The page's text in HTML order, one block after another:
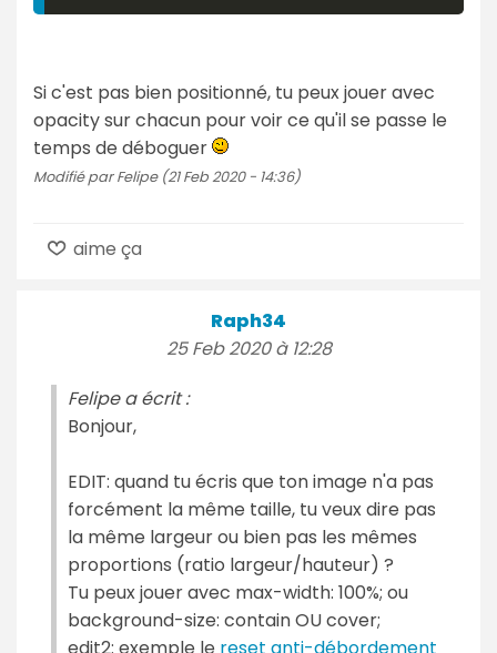
Si c'est pas bien positionné, tu peux jouer avec
opacity sur chacun pour voir ce qu'il se passe le
temps de déboguer
Modifié par Felipe (21 Feb 2020 - 14:36)
aime ça
Raph34
25 Feb 2020 à 12:28
Felipe a écrit :
Bonjour,
EDIT: quand tu écris que ton image n'a pas
forcément la même taille, tu veux dire pas
la même largeur ou bien pas les mêmes
proportions (ratio largeur/hauteur) ?
Tu peux jouer avec max-width: 100%; ou
background-size: contain OU cover;
edit2: exemple le reset anti-débordement